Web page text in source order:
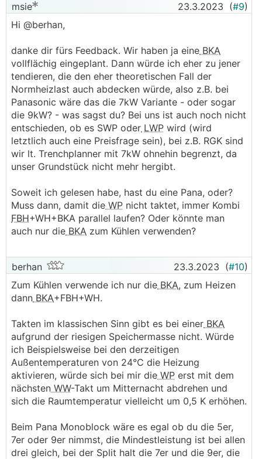
msie 23.3.2023 (#9)
Hi @berhan,
danke dir fürs Feedback. Wir haben ja eine BKA
vollflächig eingeplant. Dann würde ich eher zu jener
tendieren, die den eher theoretischen Fall der
Normheizlast auch abdecken würde, also z.B. bei
Panasonic wäre das die 7kW Variante - oder sogar
die 9kW? - was sagst du? Bei uns ist auch noch nicht
entschieden, ob es SWP oder LWP wird (wird
letztlich auch eine Preisfrage sein), bei z.B. RGK sind
wir lt. Trenchplanner mit 7kW ohnehin begrenzt, da
unser Grundstück nicht mehr hergibt.
Soweit ich gelesen habe, hast du eine Pana, oder?
Muss dann, damit die WP nicht taktet, immer Kombi
FBH+WH+BKA parallel laufen? Oder könnte man
auch nur die BKA zum Kühlen verwenden?
berhan 23.3.2023 (#10)
Zum Kühlen verwende ich nur die BKA, zum Heizen
dann BKA+FBH+WH.
Takten im klassischen Sinn gibt es bei einer BKA
aufgrund der riesigen Speichermasse nicht. Würde
ich Beispielsweise bei den derzeitigen
Außentemperaturen von 24°C die Heizung
aktivieren, würde sich bei mir die WP erst mit dem
nächsten WW-Takt um Mitternacht abdrehen und
sich die Raumtemperatur vielleicht um 0,5 K erhöhen.
Beim Pana Monoblock wäre es egal ob du die 5er,
7er oder 9er nimmst, die Mindestleistung ist bei allen
drei gleich, bei der Split halt die 7er und die 9er, die